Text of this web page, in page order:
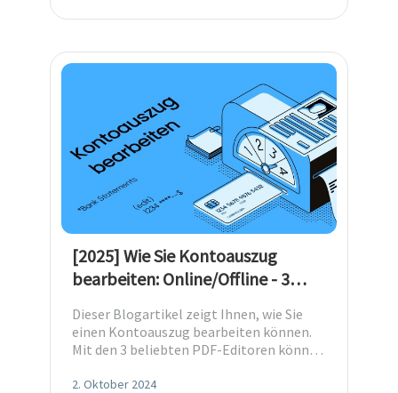
[2025] Wie Sie Kontoauszug
bearbeiten: Online/Offline - 3
Dieser Blogartikel zeigt Ihnen, wie Sie
einen Kontoauszug bearbeiten können.
Mit den 3 beliebten PDF-Editoren können
2. Oktober 2024